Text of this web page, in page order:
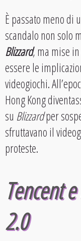
È passato meno di
scandalo non solo
Blizzard, ma mise
essere le
videogiochi.
Hong Kong
su Blizzardper
sfruttavano il
proteste.
Tencent
2.0